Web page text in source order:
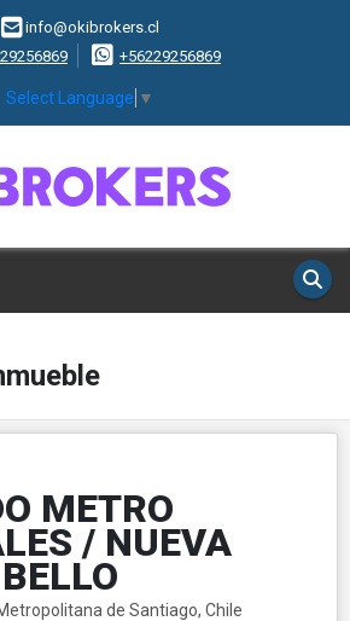
info@okibrokers.cl
+56229256869
Select Language ▼
METRO
/ NUEVA
de Santiago, Chile